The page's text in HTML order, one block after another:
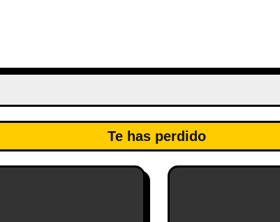
Te has perdido